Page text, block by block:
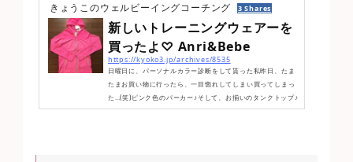
きょうこのウェルビーイングコーチング 3 Shares
新しいトレーニングウェアーを
買ったよ♡ Anri&Bebe
https://kyoko3.jp/archives/8535
日曜日に、パーソナルカラー診断をして貰った私昨日、たま
たまお買い物に行ったら、一目惚れしてしまい買ってしまっ
た…(笑)ピンク色のパーカー♪そして、お揃いのタンクトップ♪
色は、こっちの写真の方が実物に近いかな(笑)後ろは、こん